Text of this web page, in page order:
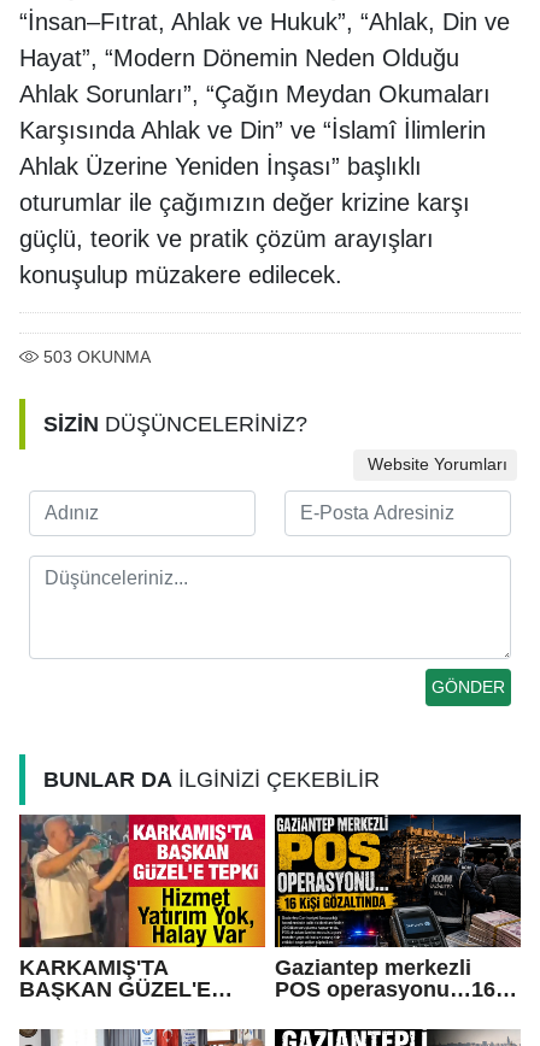
“İnsan–Fıtrat, Ahlak ve Hukuk”, “Ahlak, Din ve
Hayat”, “Modern Dönemin Neden Olduğu
Ahlak Sorunları”, “Çağın Meydan Okumaları
Karşısında Ahlak ve Din” ve “İslamî İlimlerin
Ahlak Üzerine Yeniden İnşası” başlıklı
oturumlar ile çağımızın değer krizine karşı
güçlü, teorik ve pratik çözüm arayışları
konuşulup müzakere edilecek.
503 OKUNMA
SİZİN DÜŞÜNCELERİNİZ?
Website Yorumları
BUNLAR DA İLGİNİZİ ÇEKEBİLİR
KARKAMIŞ'TA
BAŞKAN GÜZEL'E
Yok, Halay Var
Gaziantep merkezli
POS operasyonu…16